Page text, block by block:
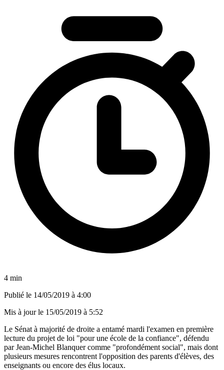
4 min
Publié le 14/05/2019 à 4:00
Mis à jour le 15/05/2019 à 5:52
Le Sénat à majorité de droite a entamé mardi l'examen en première
lecture du projet de loi "pour une école de la confiance", défendu
par Jean-Michel Blanquer comme "profondément social", mais dont
plusieurs mesures rencontrent l'opposition des parents d'élèves, des
enseignants ou encore des élus locaux.